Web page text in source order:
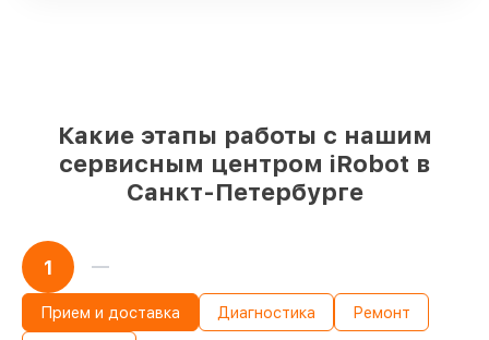
работ за 1–2 часа, при условии, что
сервис начался сразу
Какие этапы работы с нашим
сервисным центром iRobot в
Санкт-Петербурге
1
Прием и доставка Диагностика Ремонт